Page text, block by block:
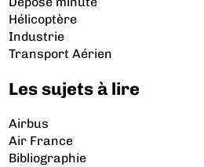
Hélicoptère
Industrie
Transport Aérien
Les sujets à lire
Airbus
Air France
Bibliographie